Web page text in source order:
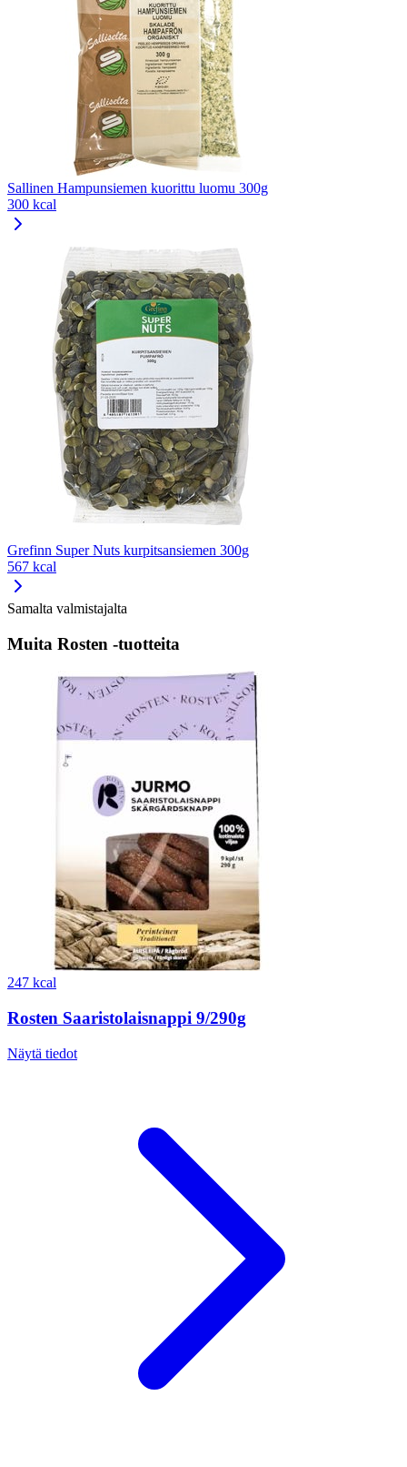
Sallinen Hampunsiemen kuorittu luomu 300g
300 kcal
Grefinn Super Nuts kurpitsansiemen 300g
567 kcal
Samalta valmistajalta
Muita Rosten -tuotteita
247 kcal
Rosten Saaristolaisnappi 9/290g
Näytä tiedot